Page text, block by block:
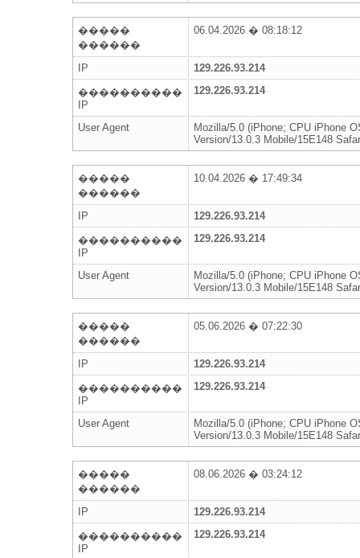
�����
������
06.04.2026 � 08:18:12
IP
129.226.93.214
����������
IP
129.226.93.214
User Agent
Mozilla/5.0 (iPhone; CPU iPhone
Version/13.0.3 Mobile/15E148
�����
������
10.04.2026 � 17:49:34
IP
129.226.93.214
����������
IP
129.226.93.214
User Agent
Mozilla/5.0 (iPhone; CPU iPhone
Version/13.0.3 Mobile/15E148
�����
������
05.06.2026 � 07:22:30
IP
129.226.93.214
����������
IP
129.226.93.214
User Agent
Mozilla/5.0 (iPhone; CPU iPhone
Version/13.0.3 Mobile/15E148
�����
������
08.06.2026 � 03:24:12
IP
129.226.93.214
����������
IP
129.226.93.214